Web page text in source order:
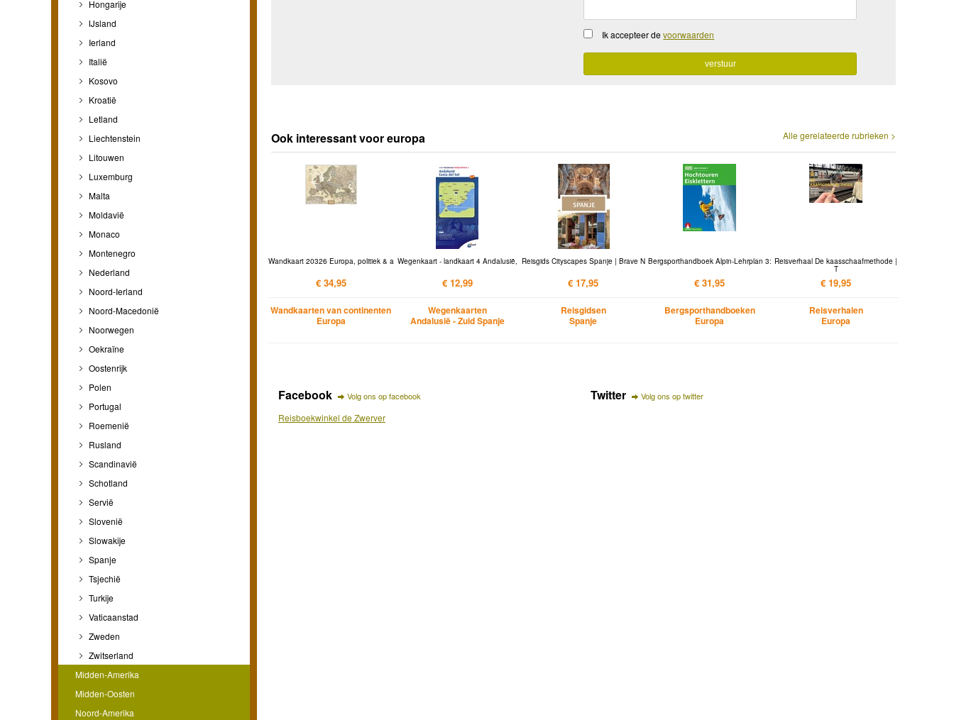
Hongarije
IJsland
Ierland
Italië
Kosovo
Kroatië
Letland
Liechtenstein
Litouwen
Luxemburg
Malta
Moldavië
Monaco
Montenegro
Nederland
Noord-Ierland
Noord-Macedonië
Noorwegen
Oekraïne
Oostenrijk
Polen
Portugal
Roemenië
Rusland
Scandinavië
Schotland
Servië
Slovenië
Slowakije
Spanje
Tsjechië
Turkije
Vaticaanstad
Zweden
Zwitserland
Midden-Amerika
Midden-Oosten
Noord-Amerika
Ik accepteer devoorwaarden
Alle gerelateerde rubrieken >
Ook interessant voor europa
Wandkaart 20326 Europa, politiek & a
€ 34,95
Wandkaarten van continenten
Europa
Wegenkaart - landkaart 4 Andalusië,
€ 12,99
Wegenkaarten
Andalusië - Zuid Spanje
Reisgids Cityscapes Spanje | Brave N
€ 17,95
Reisgidsen
Spanje
Bergsporthandboek Alpin-Lehrplan 3:
€ 31,95
Bergsporthandboeken
Europa
Reisverhaal De kaasschaafmethode |
T
€ 19,95
Reisverhalen
Europa
Facebook Volg ons op facebook
Reisboekwinkel de Zwerver
Twitter Volg ons op twitter